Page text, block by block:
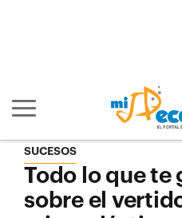
Mostrar/ocultar navegación
SUCESOS
Todo lo que te
sobre el